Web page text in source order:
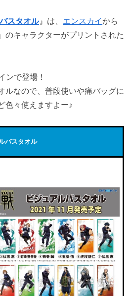
スタオル』は、 エンスカイから
のキャラクターがプリントされた
ンで登場！
ルなので、普段使いや痛バッグに
色々使えますよー♪
バスタオル